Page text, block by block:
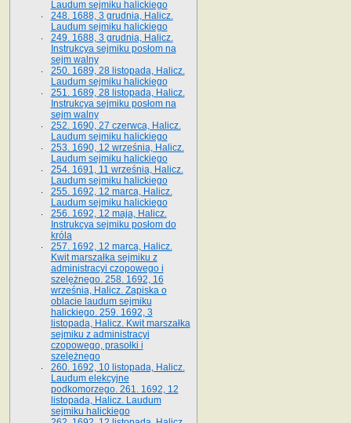
Laudum sejmiku halickiego
248. 1688, 3 grudnia, Halicz.
Laudum sejmiku halickiego
249. 1688, 3 grudnia, Halicz.
Instrukcya sejmiku posłom na
sejm walny
250. 1689, 28 listopada, Halicz.
Laudum sejmiku halickiego
251. 1689, 28 listopada, Halicz.
Instrukcya sejmiku posłom na
sejm walny
252. 1690, 27 czerwca, Halicz.
Laudum sejmiku halickiego
253. 1690, 12 września, Halicz.
Laudum sejmiku halickiego
254. 1691, 11 września, Halicz.
Laudum sejmiku halickiego
255. 1692, 12 marca, Halicz.
Laudum sejmiku halickiego
256. 1692, 12 maja, Halicz.
Instrukcya sejmiku posłom do
króla
257. 1692, 12 marca, Halicz.
Kwit marszałka sejmiku z
administracyi czopowego i
szelężnego. 258. 1692, 16
września, Halicz. Zapiska o
oblacie laudum sejmiku
halickiego. 259. 1692, 3
listopada, Halicz. Kwit marszałka
sejmiku z administracyi
czopowego, prasołki i
szelężnego
260. 1692, 10 listopada, Halicz.
Laudum elekcyjne
podkomorzego. 261. 1692, 12
listopada, Halicz. Laudum
sejmiku halickiego